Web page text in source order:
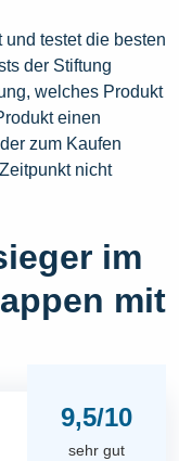
und testet die besten
der Stiftung
welches Produkt
einen
zum Kaufen
nicht
im
mit
9,5/10
sehr gut